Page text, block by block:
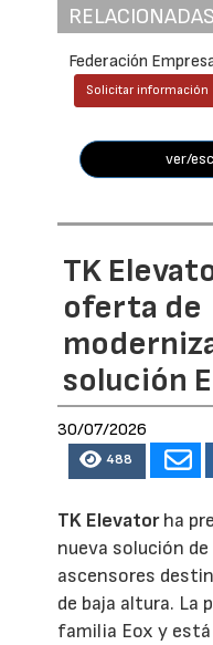
RELACIONADAS
Federación
Solicitar información
ver/
TK
oferta de
solución
30/07/2026
488
TK Elevatorha
nueva solución
ascensores
de baja altura. La
familia Eox y